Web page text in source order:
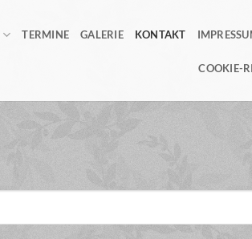
TERMINE GALERIE KONTAKT
COOKIE-